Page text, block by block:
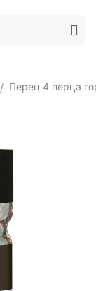
/ Перец 4 перца